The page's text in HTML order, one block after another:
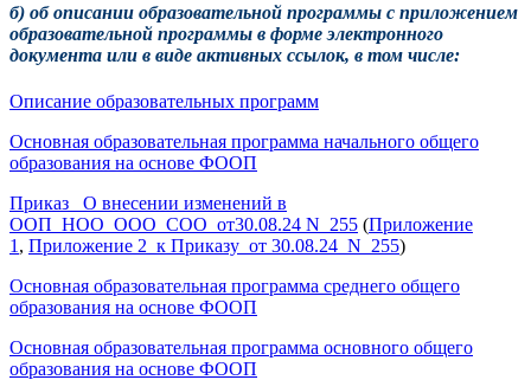
б) об описании образовательной программы с приложением
образовательной программы в форме электронного
документа или в виде активных ссылок, в том числе:
Описание образовательных программ
Основная образовательная программа начального общего
образования на основе ФООП
Приказ _О внесении изменений в
ООП_НОО_ООО_СОО_от30.08.24 N_255 (Приложение
1 , Приложение 2_к Приказу_от 30.08.24_N_255)
Основная образовательная программа среднего общего
образования на основе ФООП
Основная образовательная программа основного общего
образования на основе ФООП